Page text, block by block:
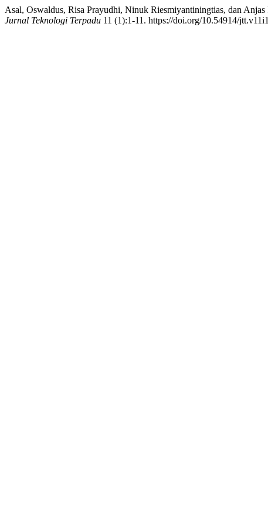
Asal, Oswaldus, Risa Prayudhi, Ninuk Riesmiyantiningtias, dan
Jurnal Teknologi Terpadu 11 (1):1-11. https://doi.org/10.54914/